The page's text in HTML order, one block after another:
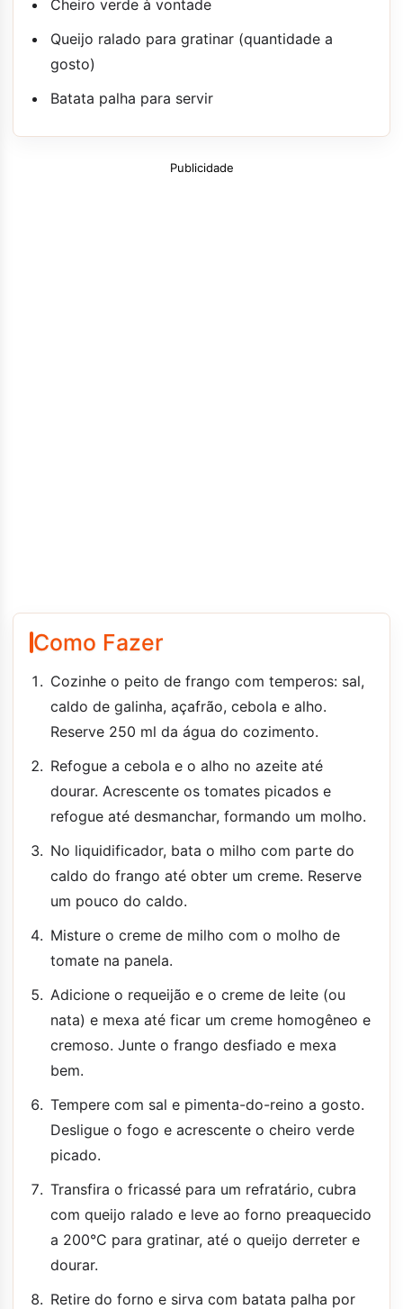
Cheiro verde à vontade
Queijo ralado para gratinar (quantidade a
gosto)
Batata palha para servir
Publicidade
Como Fazer
Cozinhe o peito de frango com temperos: sal,
caldo de galinha, açafrão, cebola e alho.
Reserve 250 ml da água do cozimento.
Refogue a cebola e o alho no azeite até
dourar. Acrescente os tomates picados e
refogue até desmanchar, formando um molho.
No liquidificador, bata o milho com parte do
caldo do frango até obter um creme. Reserve
um pouco do caldo.
Misture o creme de milho com o molho de
tomate na panela.
Adicione o requeijão e o creme de leite (ou
nata) e mexa até ficar um creme homogêneo e
cremoso. Junte o frango desfiado e mexa
bem.
Tempere com sal e pimenta-do-reino a gosto.
Desligue o fogo e acrescente o cheiro verde
picado.
Transfira o fricassé para um refratário, cubra
com queijo ralado e leve ao forno preaquecido
a 200°C para gratinar, até o queijo derreter e
dourar.
Retire do forno e sirva com batata palha por